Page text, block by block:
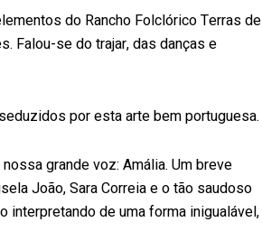
do Rancho Folclórico Terras de
Falou-se do trajar, das danças e
por esta arte bem portuguesa.
grande voz: Amália. Um breve
João, Sara Correia e o tão saudoso
interpretando de uma forma inigualável,